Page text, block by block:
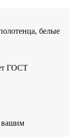
белые
ГОСТ
вашим